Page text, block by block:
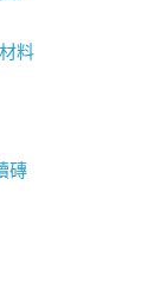
料
磚